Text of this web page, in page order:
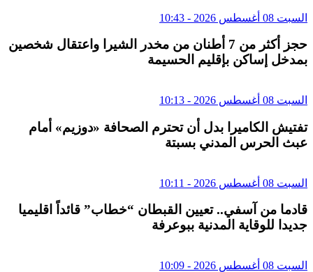
السبت 08 أغسطس 2026 - 10:43
حجز أكثر من 7 أطنان من مخدر الشيرا واعتقال شخصين
بمدخل إساكن بإقليم الحسيمة
السبت 08 أغسطس 2026 - 10:13
تفتيش الكاميرا بدل أن تحترم الصحافة «دوزيم» أمام
عبث الحرس المدني بسبتة
السبت 08 أغسطس 2026 - 10:11
قادما من آسفي.. تعيين القبطان “خطاب” قائداً اقليميا
جديدا للوقاية المدنية ببوعرفة
السبت 08 أغسطس 2026 - 10:09